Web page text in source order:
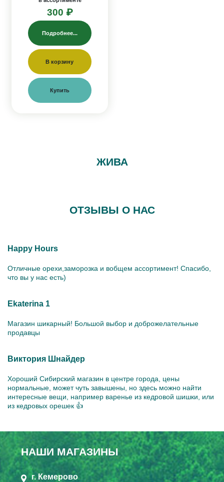
300 ₽
Подробнее...
В корзину
Купить
ЖИВА
ОТЗЫВЫ О НАС
Happy Hours
Отличные орехи,заморозка и вобщем ассортимент! Спасибо,
что вы у нас есть)
Ekaterina 1
Магазин шикарный! Большой выбор и доброжелательные
продавцы
Виктория Шнайдер
Хороший Сибирский магазин в центре города, цены
нормальные, может чуть завышены, но здесь можно найти
интересные вещи, например варенье из кедровой шишки, или
из кедровых орешек 👍
НАШИ МАГАЗИНЫ
г. Кемерово